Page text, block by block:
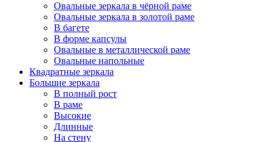
Овальные зеркала в чёрной раме
Овальные зеркала в золотой раме
В багете
В форме капсулы
Овальные в металлической раме
Овальные напольные
Квадратные зеркала
Большие зеркала
В полный рост
В раме
Высокие
Длинные
На стену